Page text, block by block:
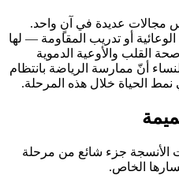
مجالات عديدة في آنٍ واحد.
أو تدريب المقاومة — لها
القلب والأوعية الدموية
أنّ ممارسة الرياضة بانتظام
نمط الحياة خلال هذه المرحلة.
الأنسجة جزء شائع من مرحلة
الخاص.